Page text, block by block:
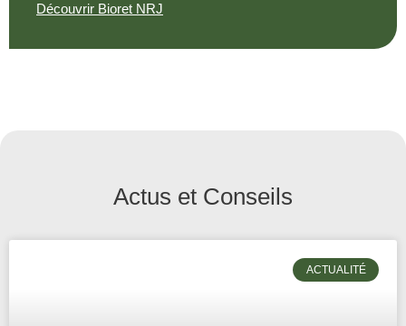
Découvrir Bioret NRJ
Actus et Conseils
ACTUALITÉ